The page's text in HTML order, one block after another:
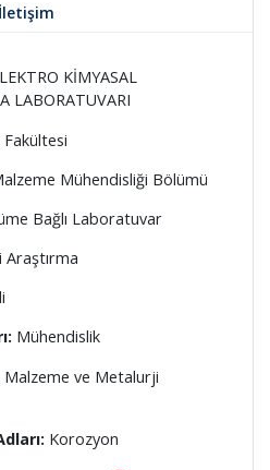
İletişim
KİMYASAL
LABORATUVARI
Mühendisliği Bölümü
Bağlı Laboratuvar
Araştırma
Mühendislik
Malzeme ve Metalurji
Korozyon